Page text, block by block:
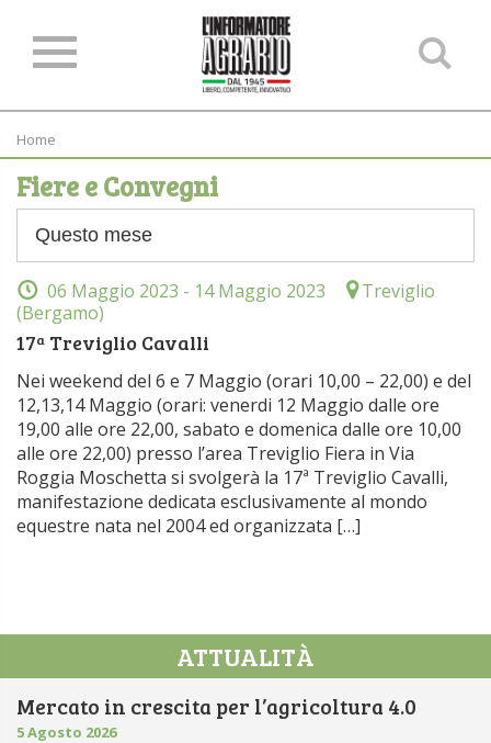
Home
Fiere e Convegni
06 Maggio 2023 - 14 Maggio 2023
Treviglio
(Bergamo)
17ª Treviglio Cavalli
Nei weekend del 6 e 7 Maggio (orari 10,00 – 22,00) e del
12,13,14 Maggio (orari: venerdi 12 Maggio dalle ore
19,00 alle ore 22,00, sabato e domenica dalle ore 10,00
alle ore 22,00) presso l’area Treviglio Fiera in Via
Roggia Moschetta si svolgerà la 17ª Treviglio Cavalli,
manifestazione dedicata esclusivamente al mondo
equestre nata nel 2004 ed organizzata […]
ATTUALITÀ
Mercato in crescita per l’agricoltura 4.0
5 Agosto 2026